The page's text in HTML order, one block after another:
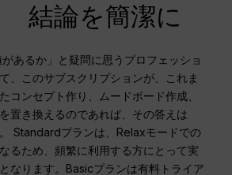
結論を簡潔に
あるか」と疑問に思うプロフェッショ
、このサブスクリプションが、これま
コンセプト作り、ムードボード作成、
置き換えるのであれば、その答えは
。 Standardプランは、Relaxモードでの
るため、頻繁に利用する方にとって実
なります。Basicプランは有料トライア